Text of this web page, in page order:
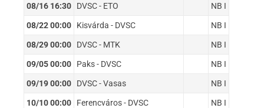
08/16 16:30 DVSC - ETO NB I
08/22 00:00 Kisvárda - DVSC NB I
08/29 00:00 DVSC - MTK NB I
09/05 00:00 Paks - DVSC NB I
09/19 00:00 DVSC - Vasas NB I
10/10 00:00 Ferencváros - DVSC NB I